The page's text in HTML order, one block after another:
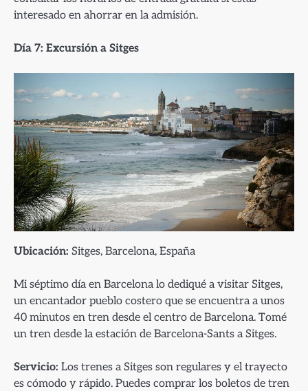
interesado en ahorrar en la admisión.
Día 7: Excursión a Sitges
Ubicación: Sitges, Barcelona, España
Mi séptimo día en Barcelona lo dediqué a visitar Sitges,
un encantador pueblo costero que se encuentra a unos
40 minutos en tren desde el centro de Barcelona. Tomé
un tren desde la estación de Barcelona-Sants a Sitges.
Servicio: Los trenes a Sitges son regulares y el trayecto
es cómodo y rápido. Puedes comprar los boletos de tren